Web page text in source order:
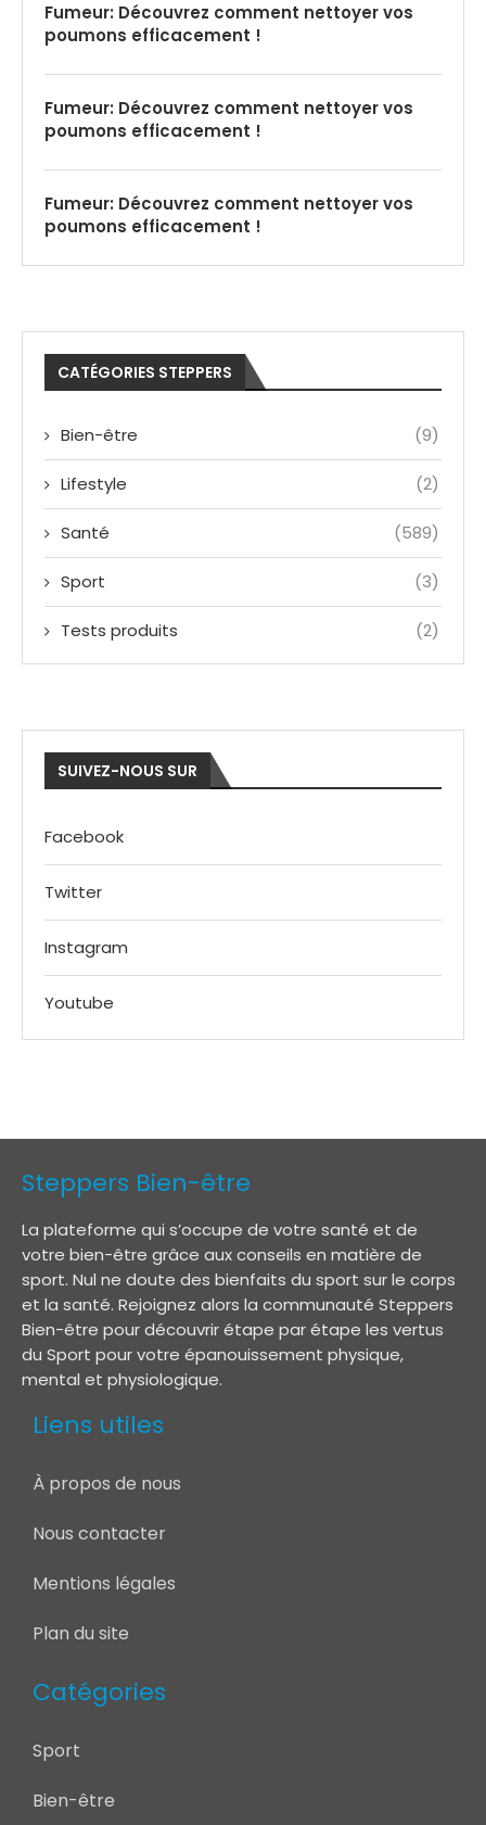
Fumeur: Découvrez comment nettoyer vos
poumons efficacement !
Fumeur: Découvrez comment nettoyer vos
poumons efficacement !
Fumeur: Découvrez comment nettoyer vos
poumons efficacement !
CATÉGORIES STEPPERS
Bien-être (9)
Lifestyle (2)
Santé (589)
Sport (3)
Tests produits (2)
SUIVEZ-NOUS SUR
Facebook
Twitter
Instagram
Youtube
Steppers Bien-être
La plateforme qui s’occupe de votre santé et de
votre bien-être grâce aux conseils en matière de
sport. Nul ne doute des bienfaits du sport sur le corps
et la santé. Rejoignez alors la communauté Steppers
Bien-être pour découvrir étape par étape les vertus
du Sport pour votre épanouissement physique,
mental et physiologique.
Liens utiles
À propos de nous
Nous contacter
Mentions légales
Plan du site
Catégories
Sport
Bien-être